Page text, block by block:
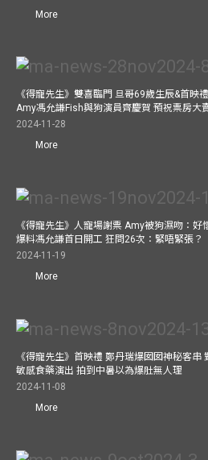
More
《得寵先生》雙喜臨門 旦哥69歲生辰&首映禮
Amy馮允謙Fish與狗演員齊慶賀 預祝票房大
2024-11-28
More
《得寵先生》人寵場謝票 Amy被狗濕吻：好
爆料馮允謙首日開工 狂問26次：緊唔緊張？
2024-11-19
More
《得寵先生》首映禮 鄭丹瑞爆囡囡神秘客串
敏感食藥演出 拍到中暑以為爆肚無人理
2024-11-08
More